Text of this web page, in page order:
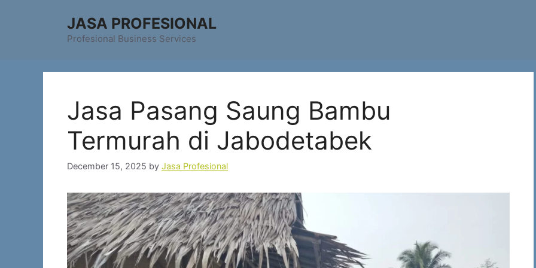
JASA PROFESIONAL
Profesional Business Services
Jasa Pasang Saung Bambu
Termurah di Jabodetabek
December 15, 2025 by Jasa Profesional